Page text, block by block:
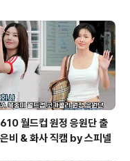
월드컵 원정 응원단 출
비 & 화사 직캠 by 스피넬